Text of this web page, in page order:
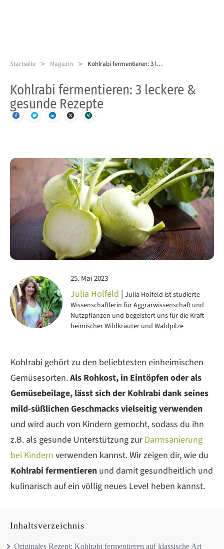
Startseite > Magazin > Kohlrabi fermentieren: 3 leckere & gesunde Rezepte
Kohlrabi fermentieren: 3 leckere &
gesunde Rezepte
25. Mai 2023
Julia Holfeld |Julia Holfeld ist studierte
Wissenschaftlerin für Aggrarwissenschaft und
Nutzpflanzen und begeistert uns für die Kraft
heimischer Wildkräuter und Waldpilze
Kohlrabi gehört zu den beliebtesten einheimischen
Gemüsesorten.Als Rohkost, in Eintöpfen oder als
Gemüsebeilage, lässt sich der Kohlrabi dank seines
mild-süßlichen Geschmacks vielseitig verwenden
und wird auch von Kindern gemocht, sodass du ihn
z.B. als gesunde Unterstützung zurDarmsanierung
bei Kindern verwenden kannst. Wir zeigen dir, wie du
Kohlrabi fermentieren und damit gesundheitlich und
kulinarisch auf ein völlig neues Level heben kannst.
Inhaltsverzeichnis
Originales Rezept: Kohlrabi fermentieren auf klassische Art